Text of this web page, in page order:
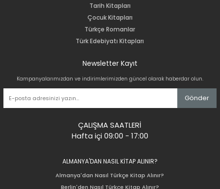
Tarih Kitapları
Çocuk Kitapları
Türkçe Romanlar
Türk Edebiyatı Kitapları
Newsletter Kayıt
Kampanyalarımızdan ve indirimlerimizden güncel olarak haberdar olun.
Gönder
ÇALIŞMA SAATLERİ
Hafta içi 09:00 - 17:00
ALMANYA'DAN NASIL KİTAP ALINIR?
Almanya'dan Nasıl Türkçe Kitap Alınır?
Berlin'den Nasıl Türkçe Kitap Alınır?